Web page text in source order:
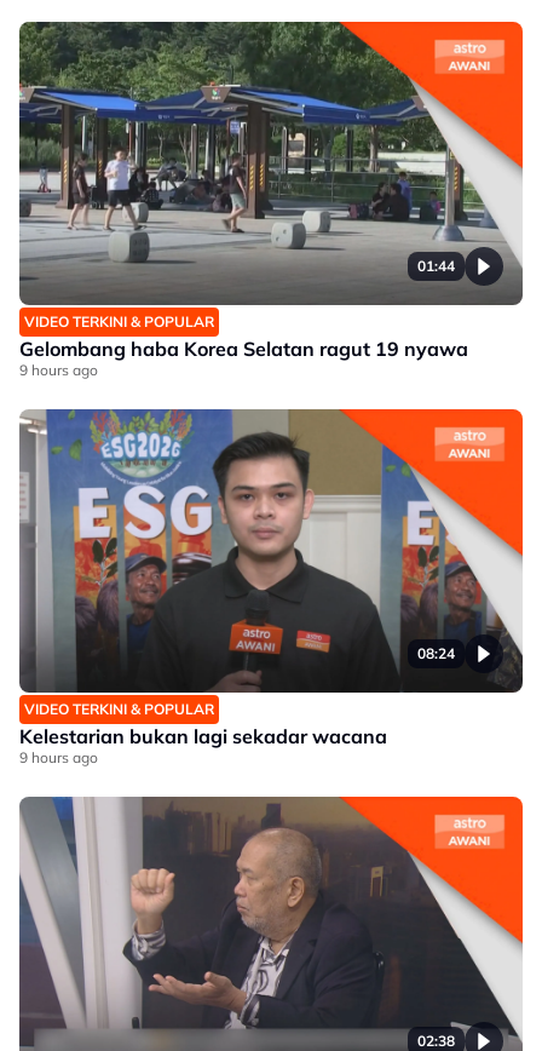
01:44
VIDEO TERKINI & POPULAR
Gelombang haba Korea Selatan ragut 19 nyawa
9 hours ago
08:24
VIDEO TERKINI & POPULAR
Kelestarian bukan lagi sekadar wacana
9 hours ago
02:38